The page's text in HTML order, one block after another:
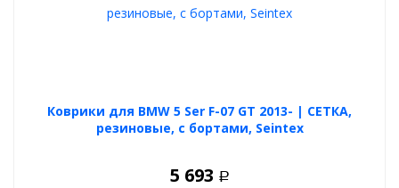
Коврики для BMW 5 Ser F-07 GT 2013- | СЕТКА,
резиновые, с бортами, Seintex
5 693 Р